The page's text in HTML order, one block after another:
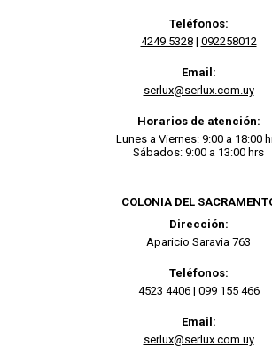
Teléfonos:
4249 5328| 092258012
Email:
serlux@serlux.com.uy
Horarios de atención:
Lunes a Viernes: 9:00 a 18:00
Sábados: 9:00 a 13:00 hrs
COLONIA DEL
Dirección:
Aparicio Saravia 763
Teléfonos:
4523 4406| 099 155 466
Email:
serlux@serlux.com.uy